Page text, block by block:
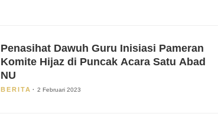
Penasihat Dawuh Guru Inisiasi Pameran
Komite Hijaz di Puncak Acara Satu Abad
NU
BERITA 2 Februari 2023